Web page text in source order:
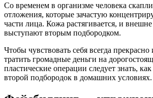
Со временем в организме человека
отложения, которые зачастую
части лица. Кожа растягивается, и
выступают вторым подбородком.
Чтобы чувствовать себя всегда
тратить громадные деньги на
пластические операции следует знать,
второй подбородок в домашних условиях.